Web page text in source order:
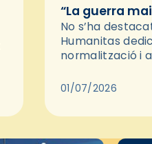
“La guerra
No s’ha
Humanitas
normalització i
perquè la pau…
01/07/2026